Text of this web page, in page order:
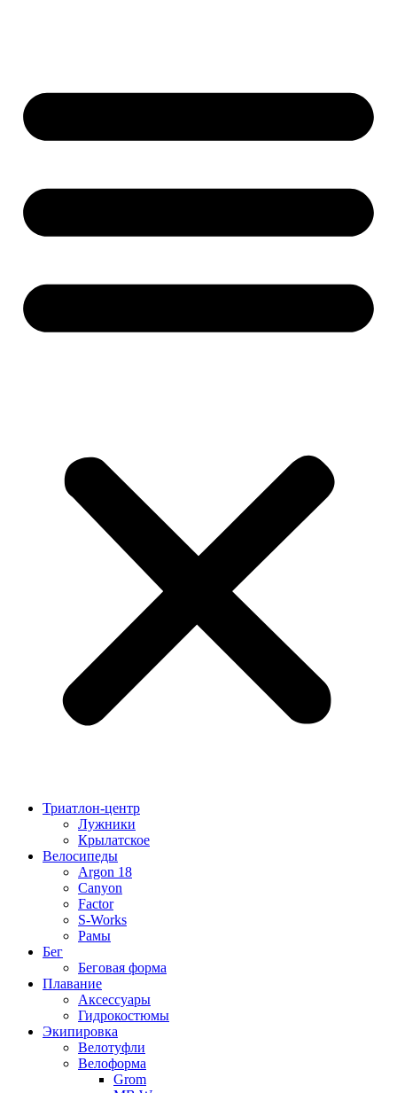
Триатлон-центр
Лужники
Крылатское
Велосипеды
Argon 18
Canyon
Factor
S-Works
Рамы
Бег
Беговая форма
Плавание
Аксессуары
Гидрокостюмы
Экипировка
Велотуфли
Велоформа
Grom